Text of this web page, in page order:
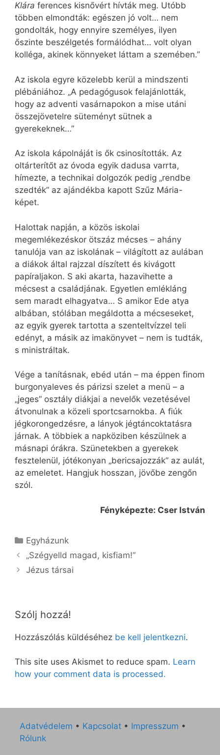
Klára ferences kisnővért hívták meg. Utóbb
többen elmondták: egészen jó volt… nem
gondolták, hogy ennyire személyes, ilyen
őszinte beszélgetés formálódhat… volt olyan
kolléga, akinek könnyeket láttam a szemében.”
Az iskola egyre közelebb kerül a mindszenti
plébániához. „A pedagógusok felajánlották,
hogy az adventi vasárnapokon a mise utáni
összejövetelre süteményt sütnek a
gyerekeknek…”
Az iskola kápolnáját is ők csinosították. Az
oltárterítőt az óvoda egyik dadusa varrta,
hímezte, a technikai dolgozók pedig „rendbe
szedték” az ajándékba kapott Szűz Mária-
képet.
Halottak napján, a közös iskolai
megemlékezéskor ötszáz mécses – ahány
tanulója van az iskolának – világított az aulában
a diákok által rajzzal díszített és kivágott
papíraljakon. S aki akarta, hazavihette a
mécsest a családjának. Egyetlen emlékláng
sem maradt elhagyatva… S amikor Ede atya
albában, stólában megáldotta a mécseseket,
az egyik gyerek tartotta a szenteltvízzel teli
edényt, a másik az imakönyvet – nem is tudták,
s ministráltak.
Vége a tanításnak, ebéd után – ma éppen finom
burgonyaleves és párizsi szelet a menü – a
„jeges” osztály diákjai a nevelők vezetésével
átvonulnak a közeli sportcsarnokba. A fiúk
jégkorongedzésre, a lányok jégtáncoktatásra
járnak. A többiek a napköziben készülnek a
másnapi órákra. Szünetekben a gyerekek
fesztelenül, jótékonyan „bericsajozzák” az aulát,
az emeletet. Hangjuk hosszan, jövőbe zengőn
szól.
Fényképezte: Cser István
Kategória
Egyházunk
„Szégyelld magad, kisfiam!”
Jézus társai
Szólj hozzá!
Hozzászólás küldéséhez be kell jelentkezni.
This site uses Akismet to reduce spam. Learn
how your comment data is processed.
Adatvédelem • Kapcsolat • Impresszum •
Rólunk